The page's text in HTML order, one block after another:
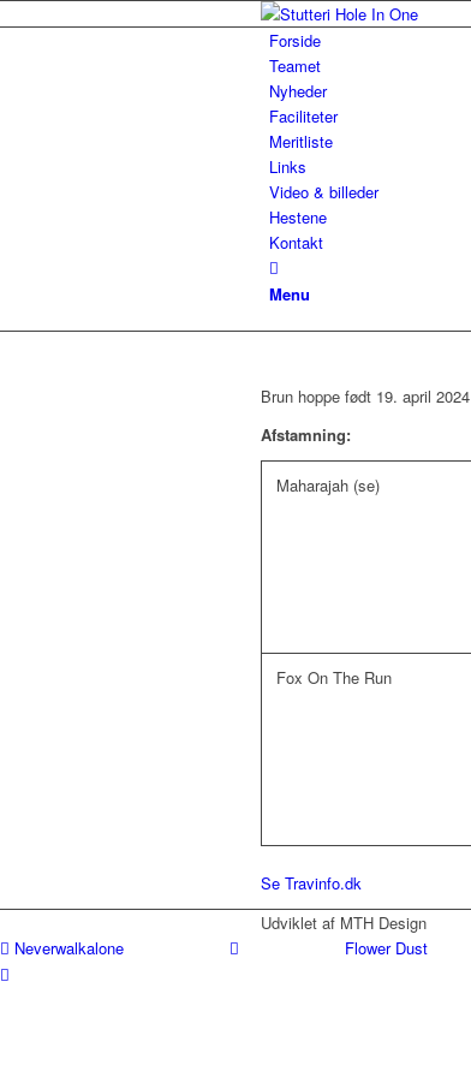
Forside
Teamet
Nyheder
Faciliteter
Meritliste
Links
Video & billeder
Hestene
Kontakt
Menu
Brun hoppe født 19. april 2024
Afstamning:
Maharajah (se)
Fox On The Run
Se Travinfo.dk
Udviklet af MTH Design
Neverwalkalone
Flower Dust